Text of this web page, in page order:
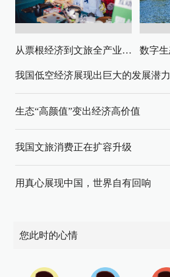
从票根经济到文旅全产业链升级
我国低空经济展现出巨大的发展潜力
生态“高颜值”变出经济高价值
我国文旅消费正在扩容升级
用真心展现中国，世界自有回响
您此时的心情